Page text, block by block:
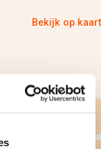
Bekijk op kaart